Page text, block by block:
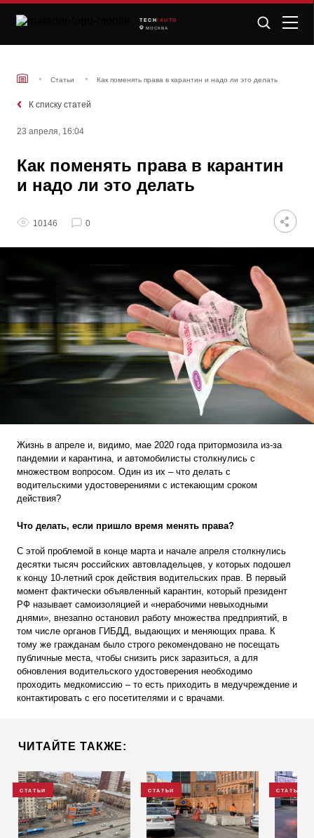
TECH /AUTO
МОСКВА
Статьи Как поменять права в карантин и надо ли это делать
К списку статей
23 апреля, 16:04
Как поменять права в карантин
и надо ли это делать
10146 0
Жизнь в апреле и, видимо, мае 2020 года притормозила из-за
пандемии и карантина, и автомобилисты столкнулись с
множеством вопросом. Один из их – что делать с
водительскими удостоверениями с истекающим сроком
действия?
Что делать, если пришло время менять права?
С этой проблемой в конце марта и начале апреля столкнулись
десятки тысяч российских автовладельцев, у которых подошел
к концу 10-летний срок действия водительских прав. В первый
момент фактически объявленный карантин, который президент
РФ называет самоизоляцией и «нерабочими невыходными
днями», внезапно остановил работу множества предприятий, в
том числе органов ГИБДД, выдающих и меняющих права. К
тому же гражданам было строго рекомендовано не посещать
публичные места, чтобы снизить риск заразиться, а для
обновления водительского удостоверения необходимо
проходить медкомиссию – то есть приходить в медучреждение и
контактировать с его посетителями и с врачами.
ЧИТАЙТЕ ТАКЖЕ:
СТАТЬИ СТАТЬИ СТАТЬИ